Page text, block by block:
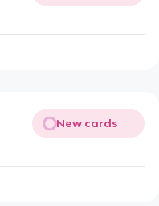
New cards